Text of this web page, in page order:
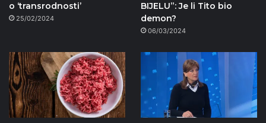
o ‘transrodnosti’
25/02/2024
BIJELU”: Je li Tito bio
demon?
06/03/2024